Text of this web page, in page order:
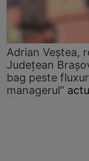
Adrian Veștea,
Județean
bag peste
managerul”